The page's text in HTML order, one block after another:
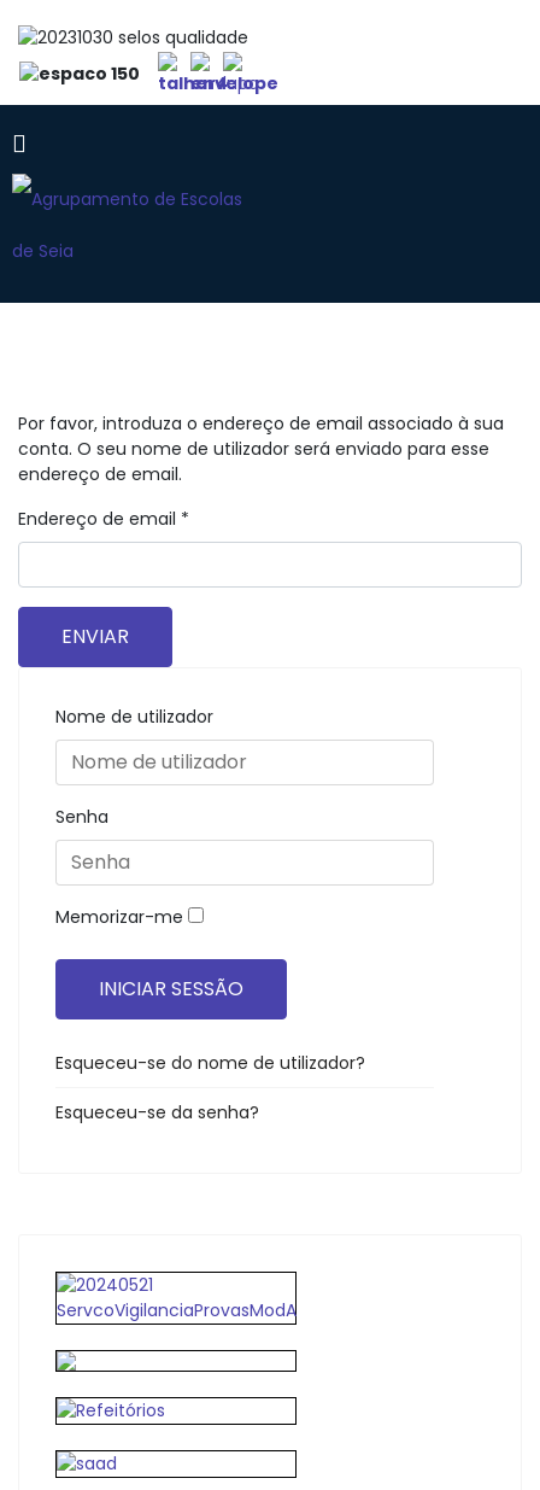
Por favor, introduza o endereço de email associado à sua
conta. O seu nome de utilizador será enviado para esse
endereço de email.
Endereço de email *
ENVIAR
Nome de utilizador
Senha
Memorizar-me
INICIAR SESSÃO
Esqueceu-se do nome de utilizador?
Esqueceu-se da senha?